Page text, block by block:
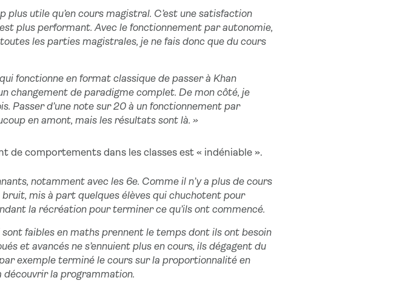
plus utile qu’en cours magistral. C’est une satisfaction
plus performant. Avec le fonctionnement par autonomie,
les parties magistrales, je ne fais donc que du cours
fonctionne en format classique de passer à Khan
changement de paradigme complet. De mon côté, je
Passer d’une note sur 20 à un fonctionnement par
en amont, mais les résultats sont là. »
de comportements dans les classes est « indéniable ».
notamment avec les 6e. Comme il n’y a plus de cours
bruit, mis à part quelques élèves qui chuchotent pour
la récréation pour terminer ce qu’ils ont commencé.
faibles en maths prennent le temps dont ils ont besoin
et avancés ne s’ennuient plus en cours, ils dégagent du
exemple terminé le cours sur la proportionnalité en
découvrir la programmation.